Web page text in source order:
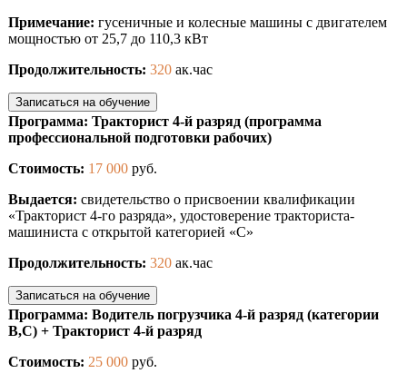
Примечание: гусеничные и колесные машины с двигателем
мощностью от 25,7 до 110,3 кВт
Продолжительность: 320 ак.час
Записаться на обучение
Программа: Тракторист 4-й разряд (программа
профессиональной подготовки рабочих)
Стоимость: 17 000 руб.
Выдается: свидетельство о присвоении квалификации
«Тракторист 4-го разряда», удостоверение тракториста-
машиниста с открытой категорией «С»
Продолжительность: 320 ак.час
Записаться на обучение
Программа: Водитель погрузчика 4-й разряд (категории
В,С) + Тракторист 4-й разряд
Стоимость: 25 000 руб.